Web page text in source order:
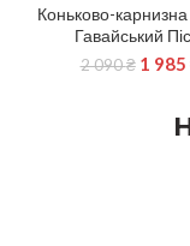
Коньково-карнизна
Гавайський
2 090₴ 1 985